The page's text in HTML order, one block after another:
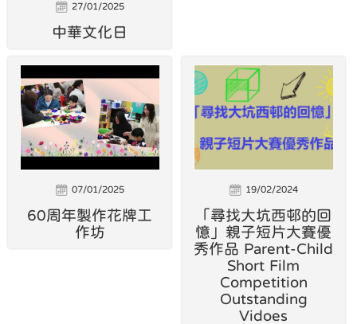
27/01/2025
中華文化日
07/01/2025
60周年製作花牌工
作坊
19/02/2024
「尋找大坑西邨的回
憶」親子短片大賽優
秀作品 Parent-Child
Short Film
Competition
Outstanding
Vidoes